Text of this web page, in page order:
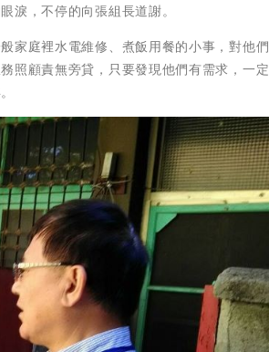
淚，不停的向張組長道謝。
家庭裡水電維修、煮飯用餐的小事，對他們
照顧責無旁貸，只要發現他們有需求，一定